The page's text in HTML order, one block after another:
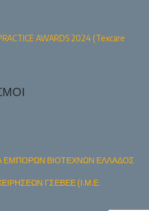
AWARDS 2024 (Texcare
ΕΜΠΟΡΩΝ ΒΙΟΤΕΧΝΩΝ ΕΛΛΑΔΟΣ
ΓΣΕΒΕΕ (Ι.Μ.Ε.